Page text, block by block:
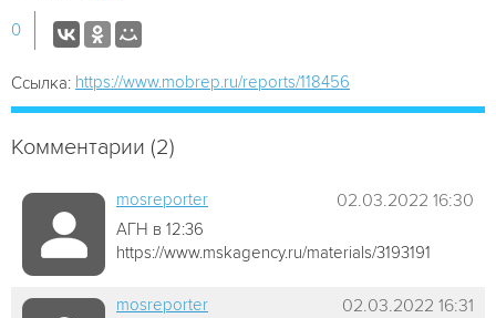
0
Ссылка: https://www.mobrep.ru/reports/118456
Комментарии (2)
mosreporter 02.03.2022 16:30
АГН в 12:36
https://www.mskagency.ru/materials/3193191
mosreporter 02.03.2022 16:31